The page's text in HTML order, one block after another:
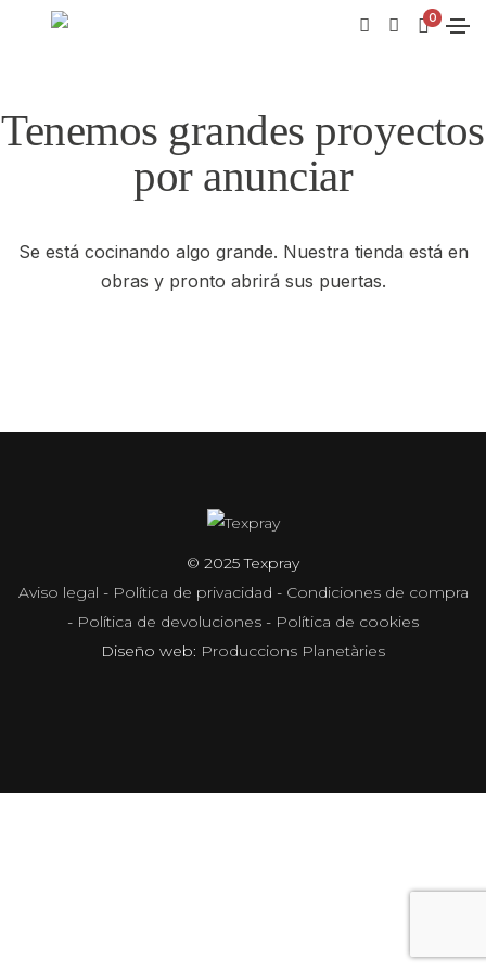
0
Tenemos grandes proyectos
por anunciar
Se está cocinando algo grande. Nuestra tienda está en
obras y pronto abrirá sus puertas.
© 2025 Texpray
Aviso legal - Política de privacidad - Condiciones de compra
- Política de devoluciones - Política de cookies
Diseño web: Produccions Planetàries